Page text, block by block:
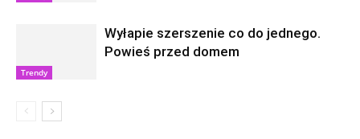
Trendy
Wyłapie szerszenie co do jednego.
Powieś przed domem